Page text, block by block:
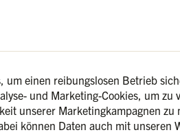
zur 3. Auflage unseres
– deshalb haben wir uns
anzuwerfen.
wir den Abend mit
um einen reibungslosen Betrieb
und Marketing-Cookies, um zu
unserer Marketingkampagnen zu
können Daten auch mit unseren